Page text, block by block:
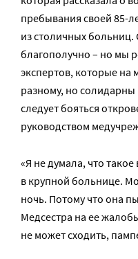
пребывания своей 85-
из столичных
благополучно – но мы
экспертов, которые
разному, но
следует бояться
руководством
«Я не думала, что
в крупной больнице.
ночь. Потому что она
Медсестра на ее
не может сходить,